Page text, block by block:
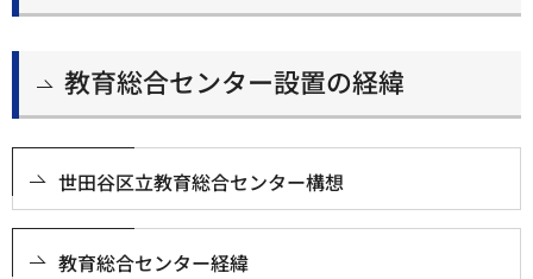
教育総合センター設置の経緯
世田谷区立教育総合センター構想
教育総合センター経緯